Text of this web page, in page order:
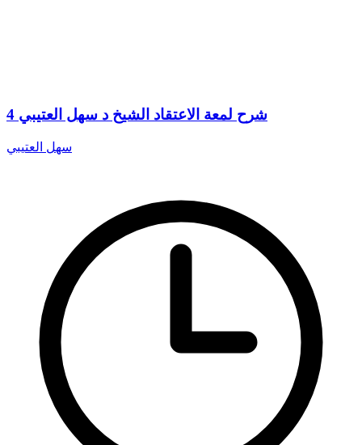
4 شرح لمعة الاعتقاد الشيخ د سهل العتيبي
سهل العتيبي